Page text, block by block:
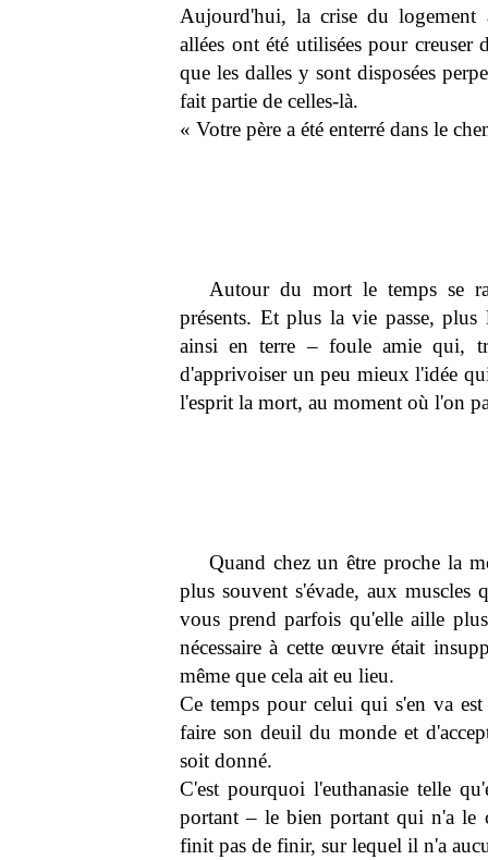
Aujourd'hui, la crise du logement
allées ont été utilisées pour creuser
que les dalles y sont disposées
fait partie de celles-là.
« Votre père a été enterré dans le
Autour du mort le temps se
présents. Et plus la vie passe,
ainsi en terre – foule amie qui,
d'apprivoiser un peu mieux l'idée
l'esprit la mort, au moment où l'on
Quand chez un être proche la
plus souvent s'évade, aux muscles
vous prend parfois qu'elle aille
nécessaire à cette œuvre était
même que cela ait eu lieu.
Ce temps pour celui qui s'en va
faire son deuil du monde et
soit donné.
C'est pourquoi l'euthanasie telle
portant – le bien portant qui n'a le
finit pas de finir, sur lequel il n'a